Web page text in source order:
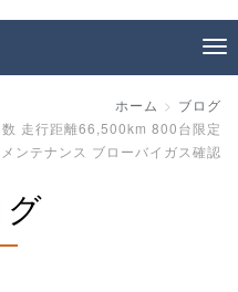
ホーム
ブログ
走行距離66,500km 800台限定
ンテナンス ブローバイガス確認